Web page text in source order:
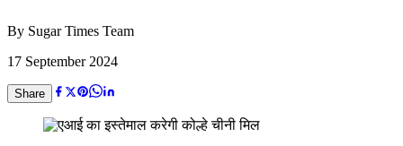
By Sugar Times Team
17 September 2024
Share